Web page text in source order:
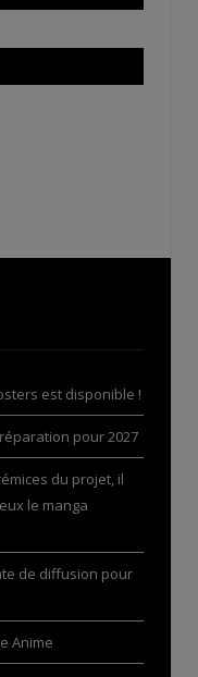
est disponible !
pour 2027
du projet, il
le manga
de diffusion pour
Anime